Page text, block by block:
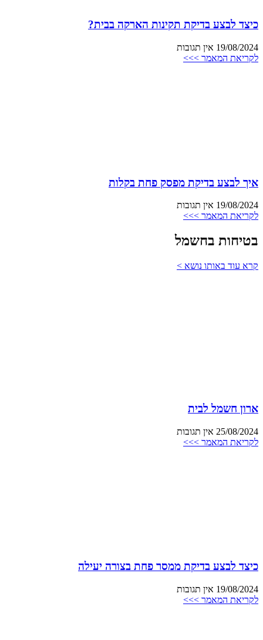
כיצד לבצע בדיקת תקינות הארקה בבית?
19/08/2024 אין תגובות
לקריאת המאמר >>>
איך לבצע בדיקת מפסק פחת בקלות
19/08/2024 אין תגובות
לקריאת המאמר >>>
בטיחות בחשמל
קרא עוד באותו נושא >
ארון חשמל לבית
25/08/2024 אין תגובות
לקריאת המאמר >>>
כיצד לבצע בדיקת ממסר פחת בצורה יעילה
19/08/2024 אין תגובות
לקריאת המאמר >>>